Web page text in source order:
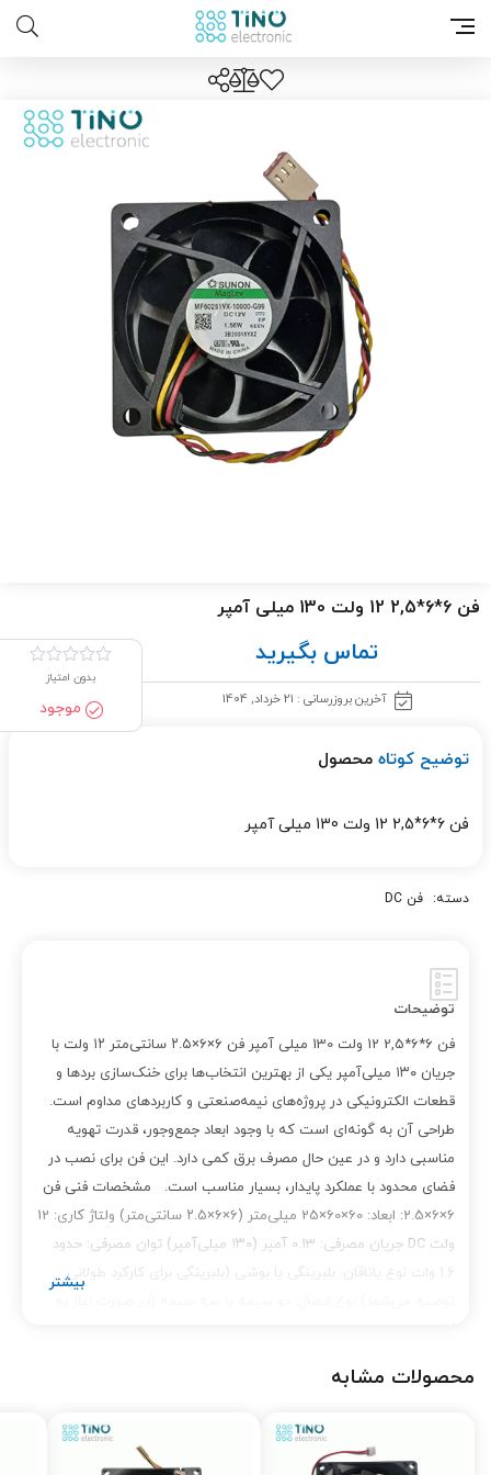
فن 6*6*2,5 12 ولت 130 میلی آمپر
تماس بگیرید
آخرین بروزرسانی : 21 خرداد, 1404
بدون امتیاز
موجود
توضیح کوتاه محصول
فن 6*6*2,5 12 ولت 130 میلی آمپر
دسته: فن DC
توضیحات
فن 6*6*2,5 12 ولت 130 میلی آمپر فن ۶×۶×۲.۵ سانتی‌متر ۱۲ ولت با
جریان ۱۳۰ میلی‌آمپر یکی از بهترین انتخاب‌ها برای خنک‌سازی بردها و
قطعات الکترونیکی در پروژه‌های نیمه‌صنعتی و کاربردهای مداوم است.
طراحی آن به گونه‌ای است که با وجود ابعاد جمع‌وجور، قدرت تهویه
مناسبی دارد و در عین حال مصرف برق کمی دارد. این فن برای نصب در
فضای محدود با عملکرد پایدار، بسیار مناسب است. مشخصات فنی فن
6×6×2.5: ابعاد: 60×60×25 میلی‌متر (۶×۶×۲.۵ سانتی‌متر) ولتاژ کاری: 12
ولت DC جریان مصرفی: 0.13 آمپر (۱۳۰ میلی‌آمپر) توان مصرفی: حدود
۱.۶ وات نوع یاتاقان: بلبرینگی یا بوشی (بلبرینگی برای کارکرد طولانی
ماژول‌های پاور، منابع تغذیه و درایور موتور استفاده در تابلو برق، بردهای
محصولات مشابه